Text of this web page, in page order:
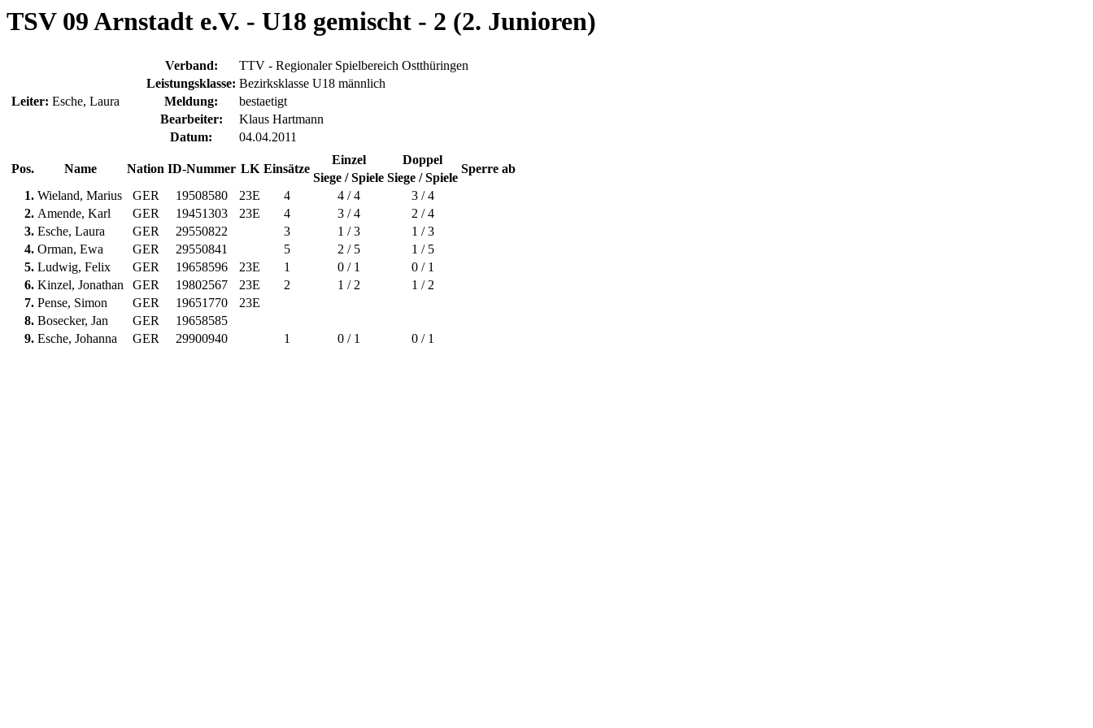
TSV 09 Arnstadt e.V. - U18 gemischt - 2 (2. Junioren)
Leiter: Esche, Laura
Verband:
TTV - Regionaler Spielbereich Ostthüringen
Leistungsklasse: Bezirksklasse U18 männlich
Meldung:
bestaetigt
Bearbeiter:
Klaus Hartmann
Datum:
04.04.2011
Pos. Name Nation ID-Nummer LK Einsätze
Einzel Doppel
Sperre ab
Siege / Spiele Siege / Spiele
1. Wieland, Marius GER 19508580 23E 4 4 / 4
3 / 4
2. Amende, Karl GER 19451303 23E 4 3 / 4
2 / 4
3. Esche, Laura GER 29550822 3 1 / 3
1 / 3
4. Orman, Ewa GER 29550841 5 2 / 5
1 / 5
5. Ludwig, Felix GER 19658596 23E 1 0 / 1
0 / 1
6. Kinzel, Jonathan GER 19802567 23E 2 1 / 2
1 / 2
7. Pense, Simon GER 19651770
23E
8. Bosecker, Jan GER
19658585
9. Esche, Johanna GER 29900940 1 0 / 1 0 / 1